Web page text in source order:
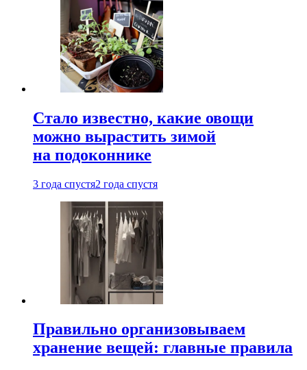
Стало известно, какие овощи
можно вырастить зимой
на подоконнике
3 года спустя2 года спустя
Правильно организовываем
хранение вещей: главные правила